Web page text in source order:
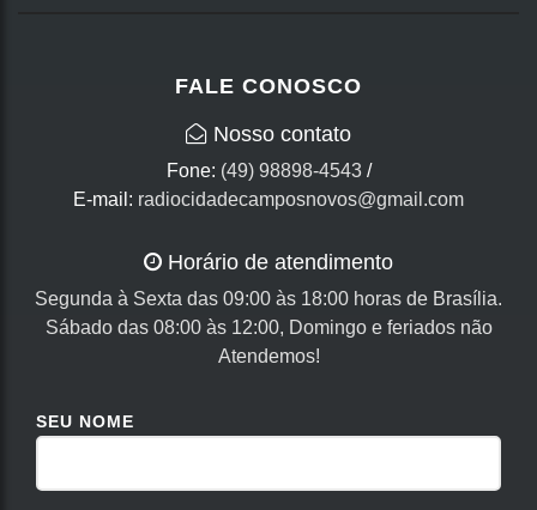
FALE CONOSCO
Nosso contato
Fone: (49) 98898-4543/
E-mail: radiocidadecamposnovos@gmail.com
Horário de atendimento
Segunda à Sexta das 09:00 às 18:00 horas de Brasília.
Sábado das 08:00 às 12:00, Domingo e feriados não
Atendemos!
SEU NOME